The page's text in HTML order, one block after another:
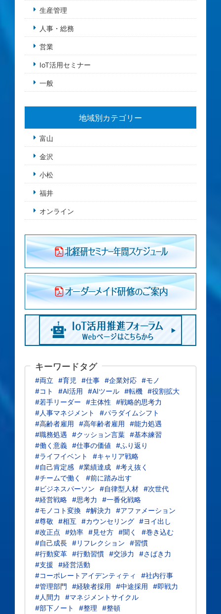
生産管理
人事・総務
営業
IoT活用セミナー
一般
地域別カテゴリー
富山
金沢
小松
福井
オンライン
キーワードタグ
#両立 #育児 #仕事 #企業対応 #モノ
#コト
#AI活用 #AIツール #転機 #役割拡大
#若手リーダー
#主体性
#戦略的思考力
#人事マネジメント
#パラダイムシフト
#高齢者雇用
#高年齢者雇用
#能力処遇
#職務処遇
#クッション言葉 #基本練習
#働く意義 #仕事の価値
#ふり返り
#ライフイベント
#キャリア戦略
#自己肯定感 #業績達成 #考え抜く
#チームで働く
#前に踏み出す
#ビジネスパーソン
#自律型人材 #次世代
#経営戦略 #思考力
#一番化戦略
#モノコト変換 #解決力
#アファメーション
#尊敬
#相互 #カウンセリング #ヨイ出し
#改正点
#効率 #見せ方 #聞く
#巻き込む
#自己成長 #リフレクション
#習慣
#行動変革 #行動習慣 #交渉力
#さばき力
#支援
#経営活動
#コーポレートアイデンティティ
#社内行事
#管理部門
#経験者採用 #中途採用
#即戦力
#人間力
#マネジメントサイクル
#部下ノート
#整理
#整頓